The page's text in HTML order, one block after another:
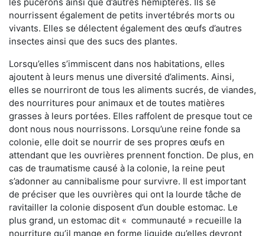
nourrissent également de petits invertébrés morts ou
vivants. Elles se délectent également des œufs d’autres
insectes ainsi que des sucs des plantes.
Lorsqu’elles s’immiscent dans nos habitations, elles
ajoutent à leurs menus une diversité d’aliments. Ainsi,
elles se nourriront de tous les aliments sucrés, de viandes,
des nourritures pour animaux et de toutes matières
grasses à leurs portées. Elles raffolent de presque tout ce
dont nous nous nourrissons. Lorsqu’une reine fonde sa
colonie, elle doit se nourrir de ses propres œufs en
attendant que les ouvrières prennent fonction. De plus, en
cas de traumatisme causé à la colonie, la reine peut
s’adonner au cannibalisme pour survivre. Il est important
de préciser que les ouvrières qui ont la lourde tâche de
ravitailler la colonie disposent d’un double estomac. Le
plus grand, un estomac dit « communauté » recueille la
nourriture qu’il mange en forme liquide qu’elles devront